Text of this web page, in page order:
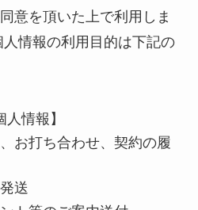
意を頂いた上で利用しま
情報の利用目的は下記の
人情報】
お打ち合わせ、契約の履
送